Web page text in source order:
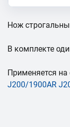
Нож
В комплекте
Применяется
J200/1900AR J